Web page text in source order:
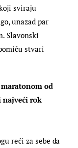
sviraju
unazad par
Slavonski
stvari
od
najveći rok
reći za sebe da